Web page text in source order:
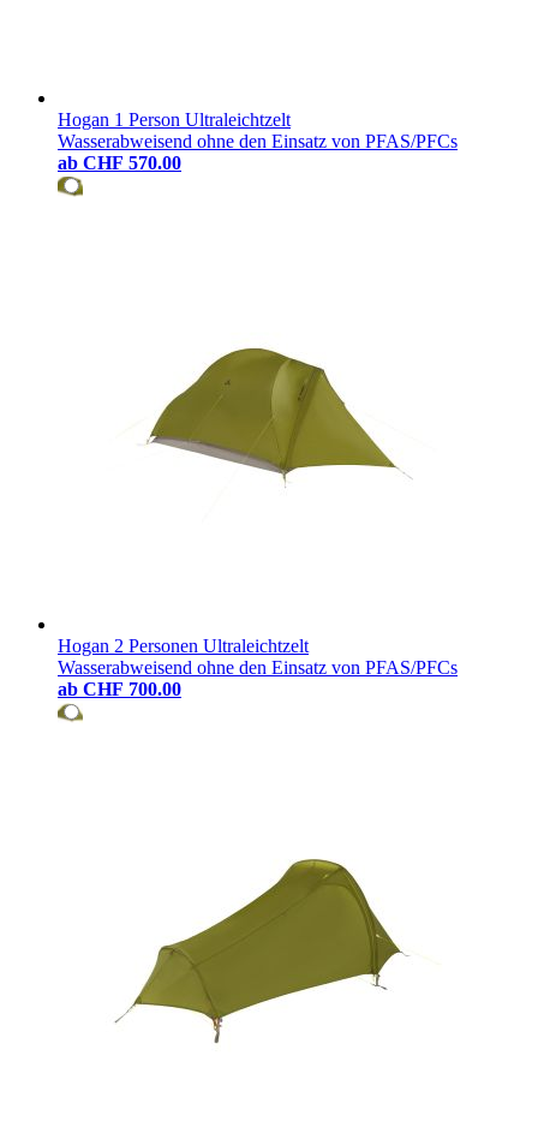
Hogan 1 Person Ultraleichtzelt
Wasserabweisend ohne den Einsatz von PFAS/PFCs
ab CHF 570.00
Hogan 2 Personen Ultraleichtzelt
Wasserabweisend ohne den Einsatz von PFAS/PFCs
ab CHF 700.00